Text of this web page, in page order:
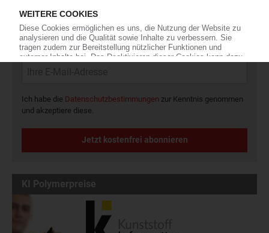
Die wichtigsten Nachrichten und Neuigkeiten aus der
Kunststoffbranche – jeden Tag brandaktuell!
Ich habe die Datenschutzbestimmungen zur Kenntnis genommen
und akzeptiere diese.
Jetzt kostenfrei abonnieren
KI Polymerpreise